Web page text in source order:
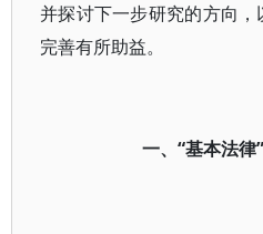
并探讨下一步研究的方向
完善有所助益。
一、“基本法